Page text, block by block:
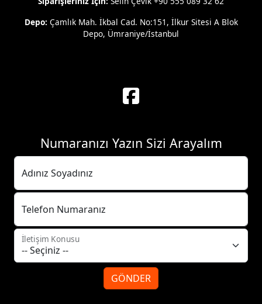
Depo: Çamlık Mah. İkbal Cad. No:151, İlkur Sitesi A Blok
Depo, Ümraniye/İstanbul
Numaranızı Yazın Sizi Arayalım
Adınız Soyadınız
Telefon Numaranız
İletişim Konusu
GÖNDER